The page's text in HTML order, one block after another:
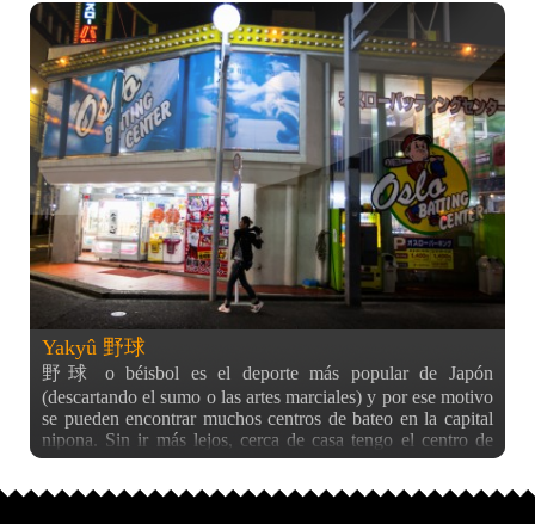
de la foto por mucho que se vea de un vistazo (ejemplo
aquí). Para ello hago uso de javascript y a partir de ahora,
cuando veais el iconito de fotografía panorámica como el
que tiene la foto de esta entrada, podéis pasar el ratón por
encima de la foto para mover la panorámica y así verla
completa y con más detalle. ¿Qué os parece este sistema?
¿Mejor? Espero que sí :) La foto está tomada desde la
azotea de mi primera residencia aquí en Japón, apuntando
hacia el sur desde Sekiguchi, por lo que lo que se ve es el
horizonte de Shinjuku en un atardecer del 18 de Enero.
Desde entonces he estado peleándome con el código de
javascript para conseguir hacerlo funcionar pues había un
fallo, pero ya que está todo bien, espero mostraros algunas
panorámicas más,
Yakyû 野球
野球 o béisbol es el deporte más popular de Japón
(descartando el sumo o las artes marciales) y por ese motivo
se pueden encontrar muchos centros de bateo en la capital
nipona. Sin ir más lejos, cerca de casa tengo el centro de
bateo y tenis de Waseda, del que veo una vaya publicitaria
enseño una foto tomada de un centro de bateo del barrio de